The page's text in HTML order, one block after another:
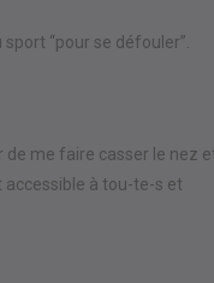
“pour se défouler”.
de me faire casser le nez
accessible à tou-te-s et